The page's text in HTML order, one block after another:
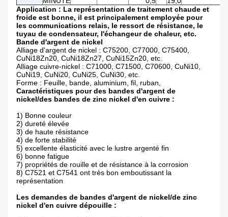
Application : La représentation de traitement chaude et
froide est bonne, il est principalement employée pour
les communications relais, le ressort de résistance, le
tuyau de condensateur, l'échangeur de chaleur, etc.
Bande d'argent de nickel
Alliage d'argent de nickel : C75200, C77000, C75400,
CuNi18Zn20, CuNi18Zn27, CuNi15Zn20, etc.
Alliage cuivre-nickel : C71000, C71500, C70600, CuNi10,
CuNi19, CuNi20, CuNi25, CuNi30, etc.
Forme : Feuille, bande, aluminium, fil, ruban,
Caractéristiques pour des bandes d'argent de
nickel/des bandes de zinc nickel d'en cuivre :
1) Bonne couleur
2) dureté élevée
3) de haute résistance
4) de forte stabilité
5) excellente élasticité avec le lustre argenté fin
6) bonne fatigue
7) propriétés de rouille et de résistance à la corrosion
8) C7521 et C7541 ont très bon emboutissant la
représentation
Les demandes de bandes d'argent de nickel/de zinc
nickel d'en cuivre dépouille :